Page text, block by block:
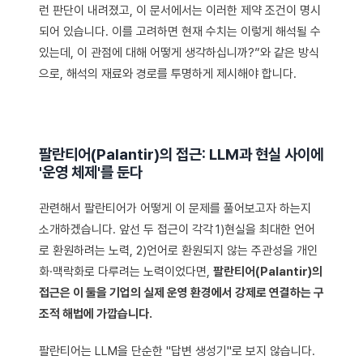
런 판단이 내려졌고, 이 문서에서는 이러한 제약 조건이 명시
되어 있습니다. 이를 고려하면 현재 수치는 이렇게 해석될 수
있는데, 이 관점에 대해 어떻게 생각하십니까?”와 같은 방식
으로, 해석의 재료와 경로를 투명하게 제시해야 합니다.
팔란티어(Palantir)의 접근: LLM과 현실 사이에
'운영 체제'를 둔다
관련해서 팔란티어가 어떻게 이 문제를 풀어보고자 하는지
소개하겠습니다. 앞선 두 접근이 각각1)현실을 최대한 언어
로 환원하려는 노력, 2)언어로 환원되지 않는 주관성을 개인
화·맥락화로 다루려는 노력이었다면, 팔란티어(Palantir)의
접근은 이 둘을 기업의 실제 운영 환경에서 강제로 연결하는 구
조적 해법에 가깝습니다.
팔란티어는 LLM을 단순한 "답변 생성기"로 보지 않습니다.